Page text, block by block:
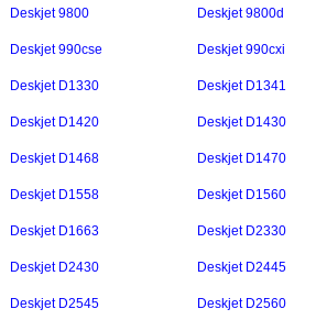
Deskjet 9800 Deskjet 9800d
Deskjet 990cse Deskjet 990cxi
Deskjet D1330 Deskjet D1341
Deskjet D1420 Deskjet D1430
Deskjet D1468 Deskjet D1470
Deskjet D1558 Deskjet D1560
Deskjet D1663 Deskjet D2330
Deskjet D2430 Deskjet D2445
Deskjet D2545 Deskjet D2560